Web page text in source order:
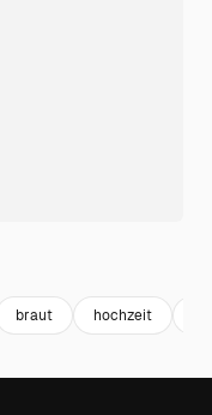
braut hochzeit